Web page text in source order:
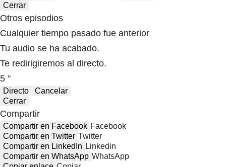
Cerrar
Otros episodios
Cualquier tiempo pasado fue anterior
Tu audio se ha acabado.
Te redirigiremos al directo.
5 "
Directo
Cancelar
Cerrar
Compartir
Compartir en Facebook Facebook
Compartir en Twitter Twitter
Compartir en LinkedIn Linkedin
Compartir en WhatsApp WhatsApp